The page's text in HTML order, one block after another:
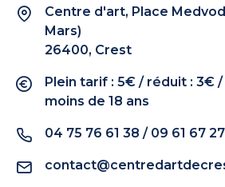
Centre d'art, Place
Mars)
26400, Crest
Plein tarif : 5€ / réduit : 3€
moins de 18 ans
04 75 76 61 38 / 09 61 67